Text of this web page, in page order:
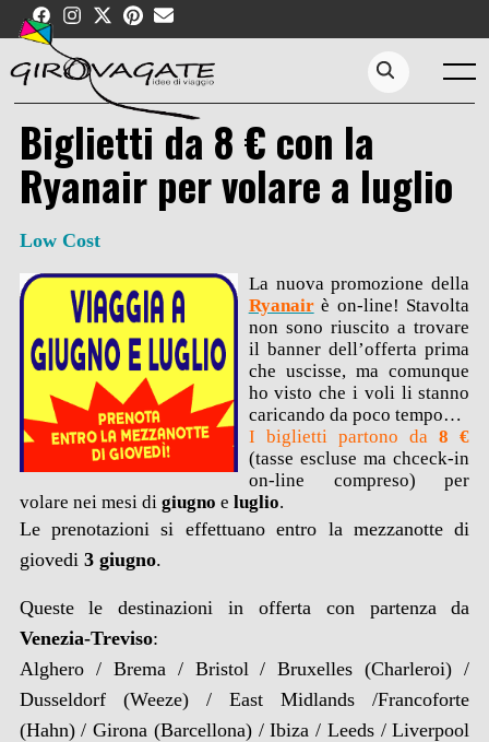
Skip
content
Menu
Search...
Biglietti da 8 € con la
Ryanair per volare a luglio
Low Cost
La nuova promozione della
Ryanairè on-line! Stavolta
non sono riuscito a trovare
il banner dell’offerta prima
che uscisse, ma comunque
ho visto che i voli li stanno
caricando da poco tempo…
I biglietti partono da8 €
(tasse escluse ma chceck-in
on-line compreso) per
volare nei mesi di giugno e luglio.
Le prenotazioni si effettuano entro la mezzanotte di
giovedi 3 giugno.
Queste le destinazioni in offerta con partenza da
Venezia-Treviso:
Alghero / Brema / Bristol / Bruxelles (Charleroi) /
Dusseldorf (Weeze) / East Midlands /Francoforte
(Hahn) / Girona (Barcellona) / Ibiza / Leeds / Liverpool